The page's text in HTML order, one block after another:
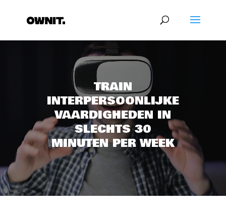
TRAIN
INTERPERSOONLIJKE
VAARDIGHEDEN IN
SLECHTS 30
MINUTEN PER WEEK